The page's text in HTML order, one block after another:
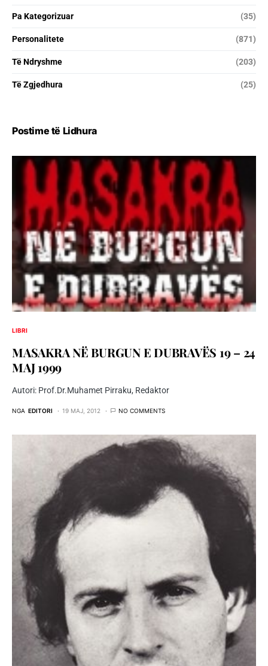
Pa Kategorizuar (35)
Personalitete (871)
Të Ndryshme (203)
Të Zgjedhura (25)
Postime të Lidhura
LIBRI
MASAKRA NË BURGUN E DUBRAVËS 19 – 24
MAJ 1999
Autori: Prof.Dr.Muhamet Pirraku, Redaktor
NGA EDITORI 19 MAJ, 2012 NO COMMENTS